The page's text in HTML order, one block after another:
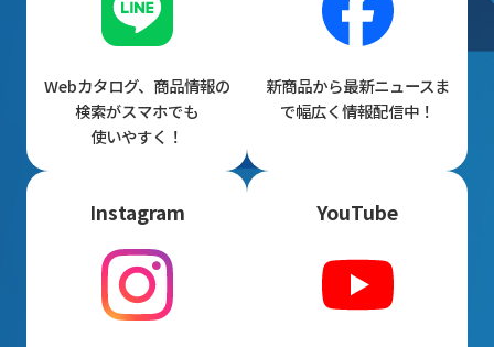
Webカタログ、商品情報の
検索がスマホでも
使いやすく！
新商品から最新ニュースま
で幅広く情報配信中！
Instagram YouTube